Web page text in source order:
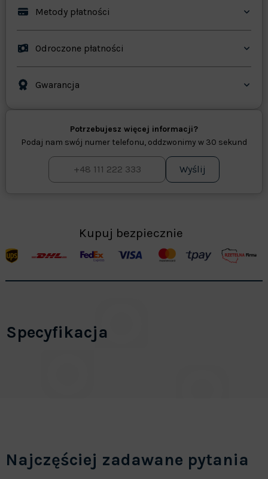
Metody płatności
Odroczone płatności
Gwarancja
Potrzebujesz więcej informacji?
Podaj nam swój numer telefonu, oddzwonimy w 30 sekund
Wyślij
Kupuj bezpiecznie
Specyfikacja
Najczęściej zadawane pytania